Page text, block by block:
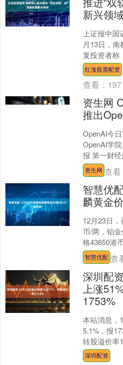
新兴领
上证报中
月13日，
复投资者称
光科技有限
国际商业结
红涨股票配资
查看： 197
资生网
推出
OpenAI今
OpenAI学
报 第一财
容为第一财
经....
资生网 查看
智慧优
麟黄金
12月23日
币/两，铂
格43650港
店实际为准
智慧优配 查
深圳配
上涨
1753%
本站消息，
5.1%，报
转股溢价率
债信用级别
深圳配资